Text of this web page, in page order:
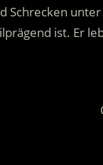
ist. Er